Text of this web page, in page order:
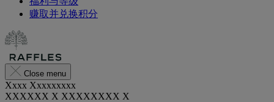
赚取并兑换积分
Close menu
Xxxx Xxxxxxxxx
XXXXXX X XXXXXXXX X